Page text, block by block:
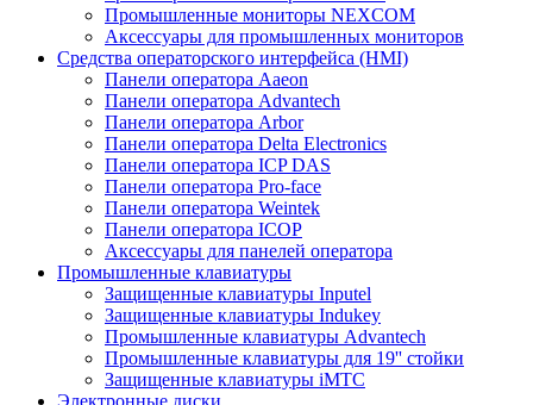
Промышленные мониторы NEXCOM
Аксессуары для промышленных мониторов
Средства операторского интерфейса (HMI)
Панели оператора Aaeon
Панели оператора Advantech
Панели оператора Arbor
Панели оператора Delta Electronics
Панели оператора ICP DAS
Панели оператора Pro-face
Панели оператора Weintek
Панели оператора ICOP
Аксессуары для панелей оператора
Промышленные клавиатуры
Защищенные клавиатуры Inputel
Защищенные клавиатуры Indukey
Промышленные клавиатуры Advantech
Промышленные клавиатуры для 19'' стойки
Защищенные клавиатуры iMTC
Электронные диски